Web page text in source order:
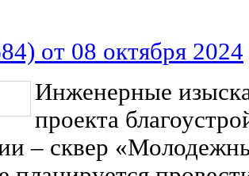
от 08 октября 2024
Инженерные
проекта
– сквер